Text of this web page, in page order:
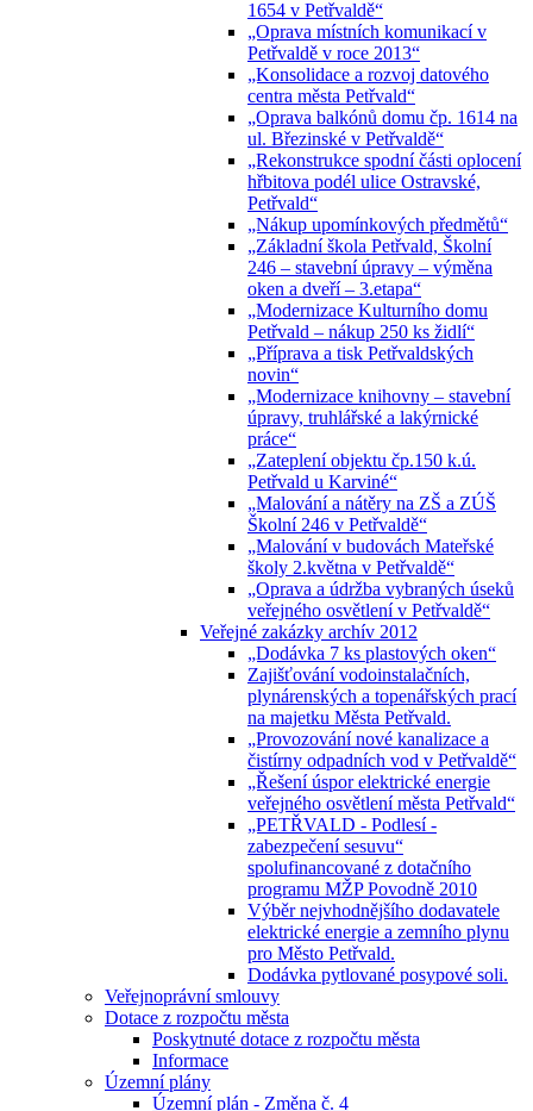
1654 v Petřvaldě“
„Oprava místních komunikací v
Petřvaldě v roce 2013“
„Konsolidace a rozvoj datového
centra města Petřvald“
„Oprava balkónů domu čp. 1614 na
ul. Březinské v Petřvaldě“
„Rekonstrukce spodní části oplocení
hřbitova podél ulice Ostravské,
Petřvald“
„Nákup upomínkových předmětů“
„Základní škola Petřvald, Školní
246 – stavební úpravy – výměna
oken a dveří – 3.etapa“
„Modernizace Kulturního domu
Petřvald – nákup 250 ks židlí“
„Příprava a tisk Petřvaldských
novin“
„Modernizace knihovny – stavební
úpravy, truhlářské a lakýrnické
práce“
„Zateplení objektu čp.150 k.ú.
Petřvald u Karviné“
„Malování a nátěry na ZŠ a ZÚŠ
Školní 246 v Petřvaldě“
„Malování v budovách Mateřské
školy 2.května v Petřvaldě“
„Oprava a údržba vybraných úseků
veřejného osvětlení v Petřvaldě“
Veřejné zakázky archív 2012
„Dodávka 7 ks plastových oken“
Zajišťování vodoinstalačních,
plynárenských a topenářských prací
na majetku Města Petřvald.
„Provozování nové kanalizace a
čistírny odpadních vod v Petřvaldě“
„Řešení úspor elektrické energie
veřejného osvětlení města Petřvald“
„PETŘVALD - Podlesí -
zabezpečení sesuvu“
spolufinancované z dotačního
programu MŽP Povodně 2010
Výběr nejvhodnějšího dodavatele
elektrické energie a zemního plynu
pro Město Petřvald.
Dodávka pytlované posypové soli.
Veřejnoprávní smlouvy
Dotace z rozpočtu města
Poskytnuté dotace z rozpočtu města
Informace
Územní plány
Územní plán - Změna č. 4